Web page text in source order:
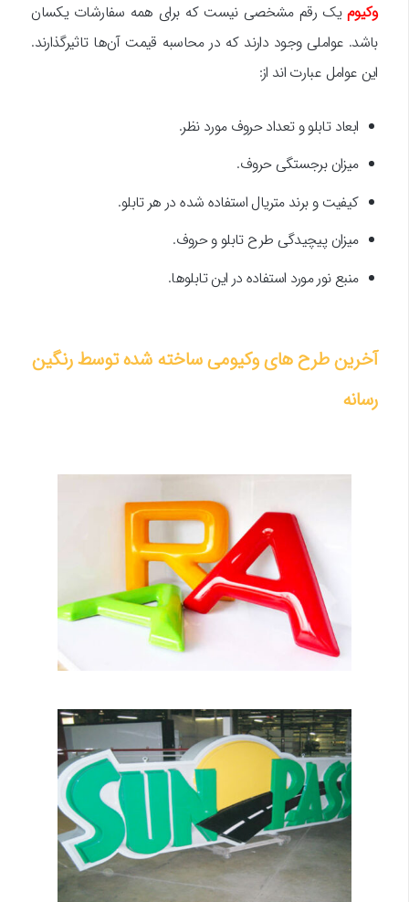
وکیوم یک رقم مشخصی نیست که برای همه سفارشات یکسان
باشد. عواملی وجود دارند که در محاسبه قیمت آن‌ها تاثیرگذارند.
این عوامل عبارت اند از:
ابعاد تابلو و تعداد حروف مورد نظر.
میزان برجستگی حروف.
کیفیت و برند متریال استفاده شده در هر تابلو.
میزان پیچیدگی طرح تابلو و حروف.
منبع نور مورد استفاده در این تابلوها.
آخرین طرح های وکیومی ساخته شده توسط رنگین
رسانه